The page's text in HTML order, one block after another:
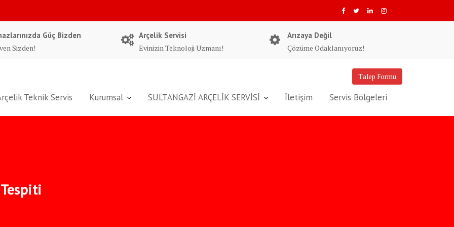
Güç Bizden
Sizden!
Arçelik Servisi
Evinizin Teknoloji Uzmanı!
Arızaya Değil
Çözüme Odaklanıyoruz!
Talep Formu
Teknik Servis Kurumsal SULTANGAZİ ARÇELİK SERVİSİ İletişim Servis Bölgeleri